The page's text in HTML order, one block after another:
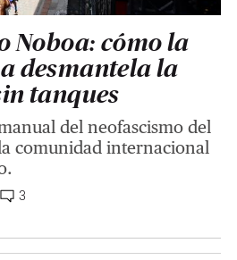
Noboa: cómo la
desmantela la
tanques
del neofascismo del
comunidad internacional
3